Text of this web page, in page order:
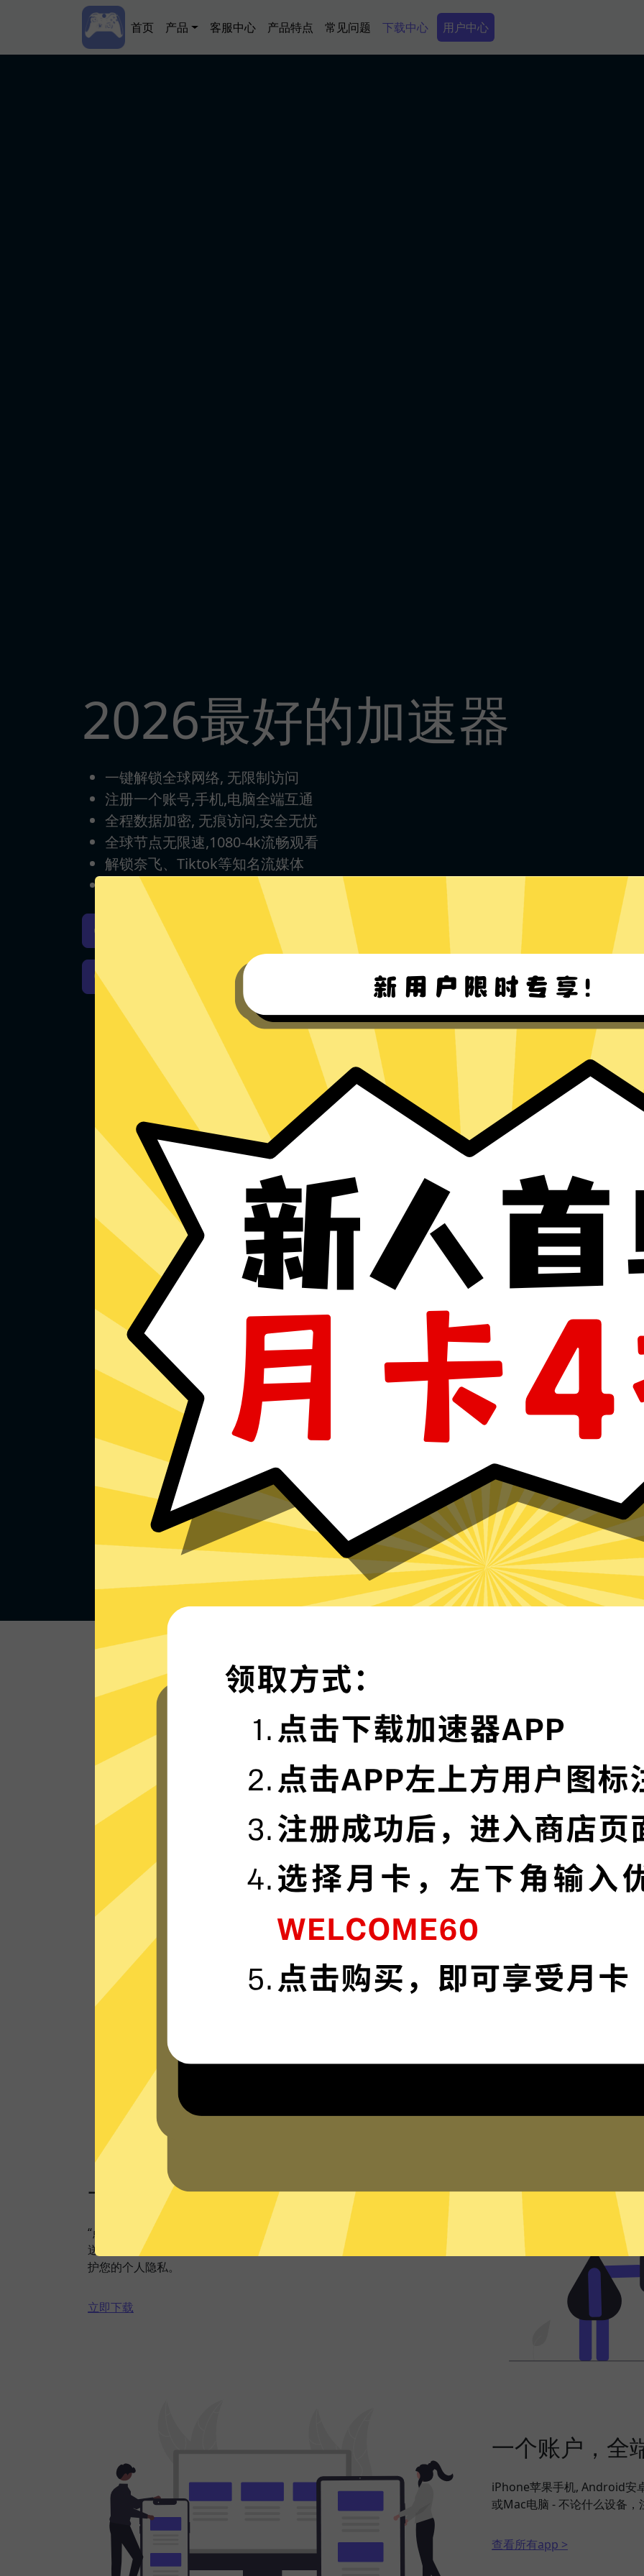
Main navigation
首页 产品 客服中心 产品特点 常见问题 下载中心 Secondary Menu
用户中心
2026最好的加速器
一键解锁全球网络, 无限制访问
注册一个账号,手机,电脑全端互通
全程数据加密, 无痕访问,安全无忧
全球节点无限速,1080-4k流畅观看
解锁奈飞、Tiktok等知名流媒体
每日签到打卡，永久免费使用
安卓下载 Win8-11 下载 Win7 下载
闪电般的连接速度
Discord加速器的服务器使用更新一代的”闪
连“连接技术，只为速度而生，可轻松支持4K
看看其他人的评价
卓越的加密技术
Discord加速器采用最前沿的数据加密技术，
使您全面掌控您的网络隐私与安全。
下载Discord加速器
一键连接，无需任何繁琐配置
“点击加速”，一键轻松连接。不论您是观看视频、社交网络、海淘购物、发
送私密信息等，Discord加速器都能轻松帮你搞定，并在此基础上更好地保
护您的个人隐私。
立即下载
一个账户，全
iPhone苹果手机, Android安
或Mac电脑 - 不论什么设备
查看所有app >